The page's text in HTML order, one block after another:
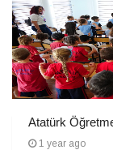
Atatürk
1 year ago